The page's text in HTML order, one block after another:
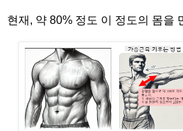
현재, 약 80% 정도 이 정도의 몸을